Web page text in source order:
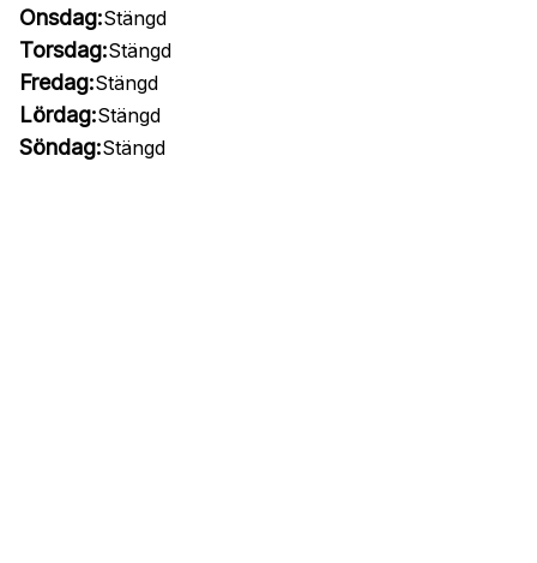
Onsdag:Stängd
Torsdag:Stängd
Fredag:Stängd
Lördag:Stängd
Söndag:Stängd